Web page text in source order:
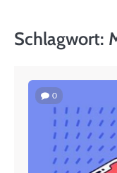
Schlagwort:
0